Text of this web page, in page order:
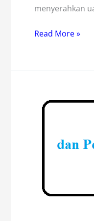
menyerahkan
Bimtek
Read More »